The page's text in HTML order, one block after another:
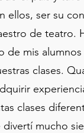
ellos, ser su
de teatro.
de mis
clases.
clases
divertí mucho